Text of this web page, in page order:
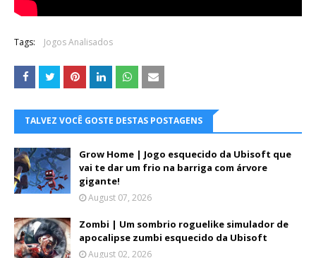
Tags: Jogos Analisados
TALVEZ VOCÊ GOSTE DESTAS POSTAGENS
Grow Home | Jogo esquecido da Ubisoft que
vai te dar um frio na barriga com árvore
gigante!
August 07, 2026
Zombi | Um sombrio roguelike simulador de
apocalipse zumbi esquecido da Ubisoft
August 02, 2026